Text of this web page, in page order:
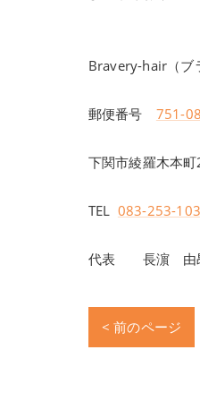
Bravery-hair（ブ
郵便番号 751-
下関市綾羅木本
TEL 083-253-
代表 長濵 由
< 前のページ